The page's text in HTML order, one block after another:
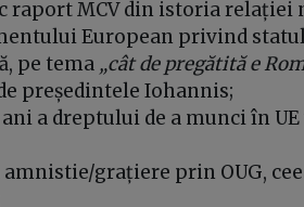
MCV din istoria relației
European privind
pe tema „cât de pregătită e
președintele Iohannis;
a dreptului de a munci în UE
grațiere prin OUG,